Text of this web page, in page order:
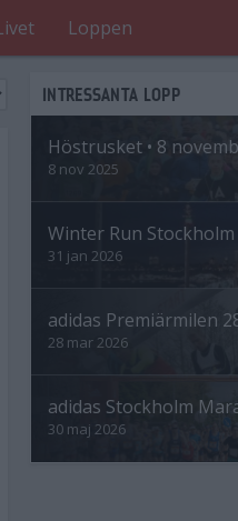
Loppen
INTRESSANTA LOPP
Höstrusket • 8
8 nov 2025
Winter Run Stockholm
31 jan 2026
adidas Premiärmilen
28 mar 2026
adidas Stockholm
30 maj 2026